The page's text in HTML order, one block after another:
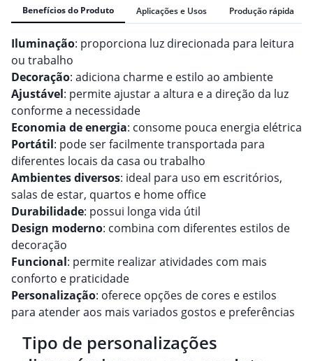
Benefícios do Produto Aplicações e Usos Produção rápida
Iluminação: proporciona luz direcionada para leitura
ou trabalho
Decoração: adiciona charme e estilo ao ambiente
Ajustável: permite ajustar a altura e a direção da luz
conforme a necessidade
Economia de energia: consome pouca energia elétrica
Portátil: pode ser facilmente transportada para
diferentes locais da casa ou trabalho
Ambientes diversos: ideal para uso em escritórios,
salas de estar, quartos e home office
Durabilidade: possui longa vida útil
Design moderno: combina com diferentes estilos de
decoração
Funcional: permite realizar atividades com mais
conforto e praticidade
Personalização: oferece opções de cores e estilos
para atender aos mais variados gostos e preferências
Tipo de personalizações